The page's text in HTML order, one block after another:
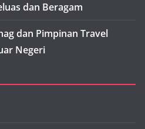
dan Beragam
dan Pimpinan Travel
Negeri